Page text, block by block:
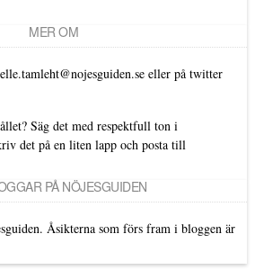
MER OM
eller på twitter
Säg det med respektfull ton i
det på en liten lapp och posta till
PÅ NÖJESGUIDEN
Åsikterna som förs fram i bloggen är